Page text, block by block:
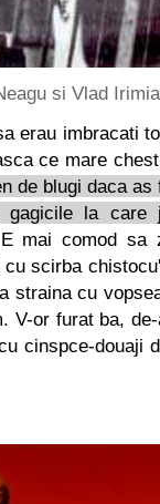
si Vlad
erau imbracati
ce mare
de blugi daca
la care
mai comod sa
scirba
straina cu
V-or furat ba,
cinspce-douaji